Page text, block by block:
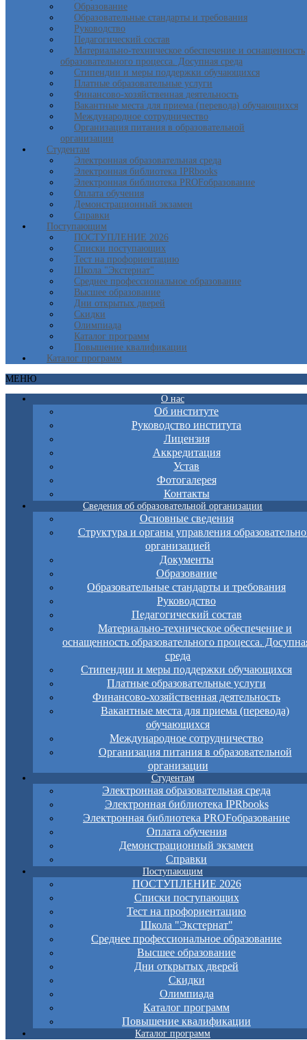
Образование
Образовательные стандарты и требования
Руководство
Педагогический состав
Материально-техническое обеспечение и оснащенность
образовательного процесса. Досупная среда
Стипендии и меры поддержки обучающихся
Платные образовательные услуги
Финансово-хозяйственная деятельность
Вакантные места для приема (перевода) обучающихся
Международное сотрудничество
Организация питания в образовательной
организации
Студентам
Электронная образовательная среда
Электронная библиотека IPRbooks
Электронная библиотека PROFобразование
Оплата обучения
Демонстрационный экзамен
Справки
Поступающим
ПОСТУПЛЕНИЕ 2026
Списки поступающих
Тест на профориентацию
Школа "Экстернат"
Среднее профессиональное образование
Высшее образование
Дни открытых дверей
Скидки
Олимпиада
Каталог программ
Повышение квалификации
Каталог программ
МЕНЮ
О нас
Об институте
Руководство института
Лицензия
Аккредитация
Устав
Фотогалерея
Контакты
Сведения об образовательной организации
Основные сведения
Структура и органы управления
организацией
Документы
Образование
Образовательные стандарты и требования
Руководство
Педагогический состав
Материально-техническое обеспечение и
оснащенность образовательного процесса.
среда
Стипендии и меры поддержки обучающихся
Платные образовательные услуги
Финансово-хозяйственная деятельность
Вакантные места для приема (перевода)
обучающихся
Международное сотрудничество
Организация питания в образовательной
организации
Студентам
Электронная образовательная среда
Электронная библиотека IPRbooks
Электронная библиотека PROFобразование
Оплата обучения
Демонстрационный экзамен
Справки
Поступающим
ПОСТУПЛЕНИЕ 2026
Списки поступающих
Тест на профориентацию
Школа "Экстернат"
Среднее профессиональное образование
Высшее образование
Дни открытых дверей
Скидки
Олимпиада
Каталог программ
Повышение квалификации
Каталог программ